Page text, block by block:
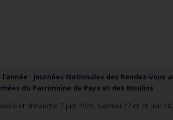
: Journées Nationales des Rendez-vous
du Patrimoine de Pays et des Moulins
6 et dimanche 7 juin 2026, Samedi 27 et 28 juin